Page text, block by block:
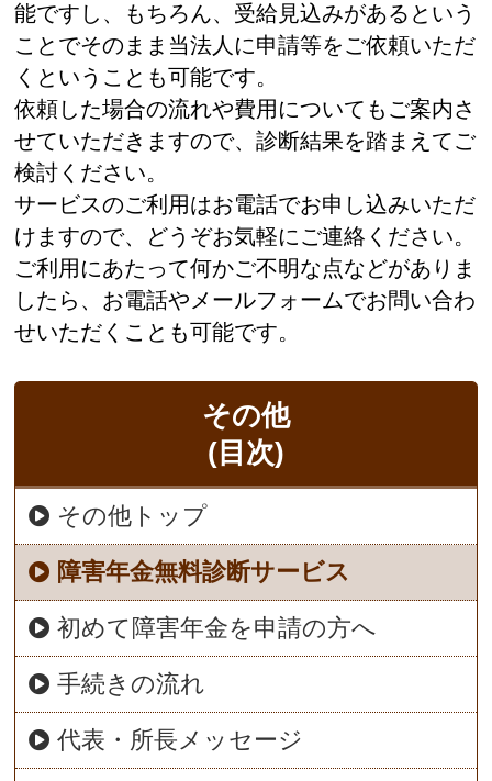
その他
(目次)
その他トップ
障害年金無料診断サービス
初めて障害年金を申請の方へ
手続きの流れ
代表・所長メッセージ
能ですし、もちろん、受給見込みがあるという
ことでそのまま当法人に申請等をご依頼いただ
くということも可能です。
依頼した場合の流れや費用についてもご案内さ
せていただきますので、診断結果を踏まえてご
検討ください。
サービスのご利用はお電話でお申し込みいただ
けますので、どうぞお気軽にご連絡ください。
ご利用にあたって何かご不明な点などがありま
したら、お電話やメールフォームでお問い合わ
せいただくことも可能です。